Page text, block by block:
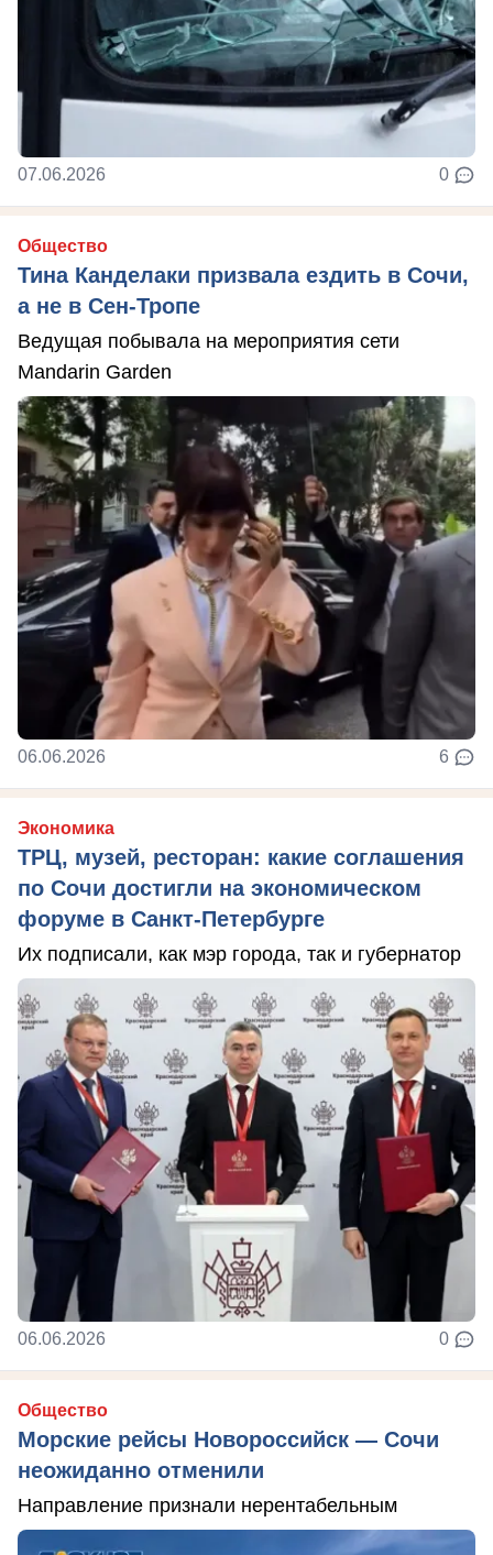
07.06.2026 0
Общество
Тина Канделаки призвала ездить в Сочи,
а не в Сен-Тропе
Ведущая побывала на мероприятия сети
Mandarin Garden
06.06.2026 6
Экономика
ТРЦ, музей, ресторан: какие соглашения
по Сочи достигли на экономическом
форуме в Санкт-Петербурге
Их подписали, как мэр города, так и губернатор
06.06.2026 0
Общество
Морские рейсы Новороссийск — Сочи
неожиданно отменили
Направление признали нерентабельным